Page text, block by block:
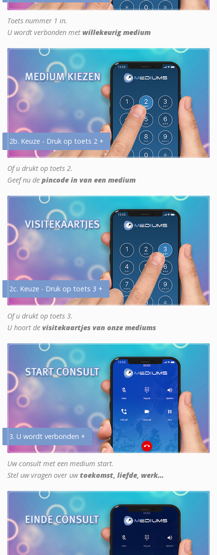
Toets nummer 1 in.
U wordt verbonden met willekeurig medium
2b. Keuze - Druk op toets 2 +
Of u drukt op toets 2.
Geef nu de pincode in van een medium
2c. Keuze - Druk op toets 3 +
Of u drukt op toets 3.
U hoort de visitekaartjes van onze mediums
3. U wordt verbonden +
Uw consult met een medium start.
Stel uw vragen over uwtoekomst, liefde, werk...